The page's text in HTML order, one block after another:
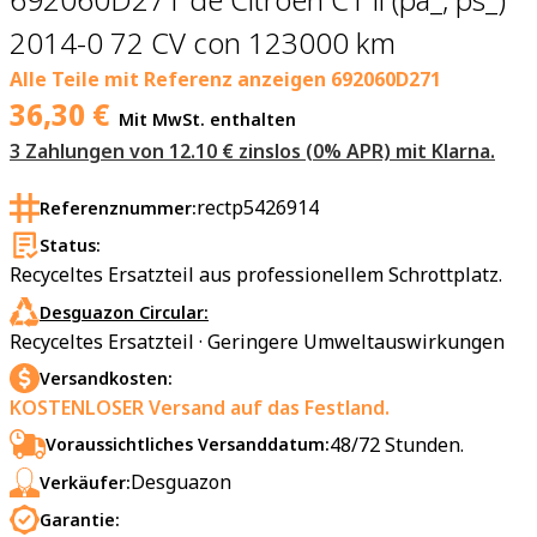
2014-0 72 CV con 123000 km
Alle Teile mit Referenz anzeigen 692060D271
36,30 € Mit MwSt. enthalten
3 Zahlungen von 12.10 € zinslos (0% APR) mit Klarna.
Referenznummer:rectp5426914
Status:
Recyceltes Ersatzteil aus professionellem Schrottplatz.
Desguazon Circular:
Recyceltes Ersatzteil · Geringere Umweltauswirkungen
Versandkosten:
KOSTENLOSER Versand auf das Festland.
Voraussichtliches Versanddatum:48/72 Stunden.
Verkäufer:Desguazon
Garantie: